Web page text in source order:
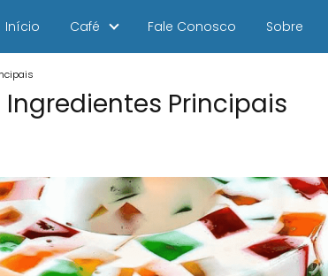
Início Café Fale Conosco Sobre
Principais